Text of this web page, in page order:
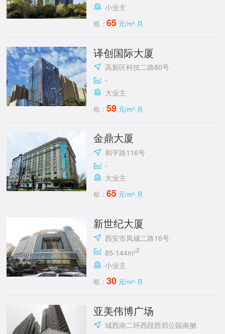
小业主
租：65 元/m²·月
译创国际大厦
高新区科技二路80号
-
大业主
租：59 元/m²·月
金鼎大厦
和平路116号
-
大业主
租：65 元/m²·月
新世纪大厦
西安市凤城二路16号
85-144m²2
小业主
租：30 元/m²·月
亚美伟博广场
城西南二环西段西郊公园南侧